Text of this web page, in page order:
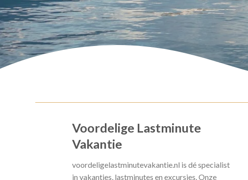
Voordelige Lastminute
Vakantie
voordeligelastminutevakantie.nl is dé specialist
in vakanties, lastminutes en excursies. Onze